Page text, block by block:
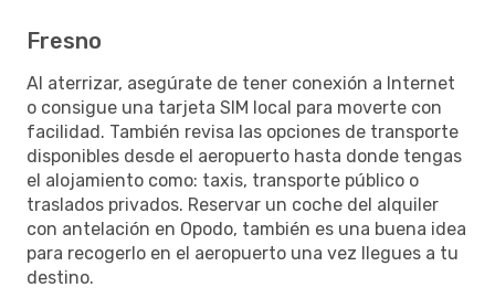
Fresno
Al aterrizar, asegúrate de tener conexión a Internet
o consigue una tarjeta SIM local para moverte con
facilidad. También revisa las opciones de transporte
disponibles desde el aeropuerto hasta donde tengas
el alojamiento como: taxis, transporte público o
traslados privados. Reservar un coche del alquiler
con antelación en Opodo, también es una buena idea
para recogerlo en el aeropuerto una vez llegues a tu
destino.